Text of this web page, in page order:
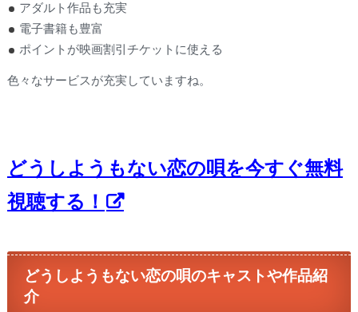
アダルト作品も充実
電子書籍も豊富
ポイントが映画割引チケットに使える
色々なサービスが充実していますね。
どうしようもない恋の唄を今すぐ無料
視聴する！
どうしようもない恋の唄のキャストや作品紹
介